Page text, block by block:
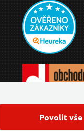
Povolit vše